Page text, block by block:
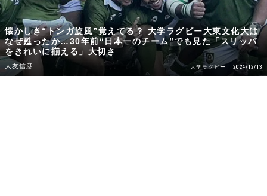
懐かしき“トンガ旋風”覚えてる？ 大学ラグビー大東文化大は
なぜ甦ったか…30年前“日本一のチーム”でも見た「スリッパ
をきれいに揃える」大切さ
大友信彦 大学ラグビー 2024/12/13